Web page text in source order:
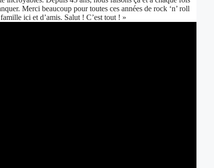
Merci beaucoup pour toutes ces années de rock ‘n’ roll
ici et d’amis. Salut ! C’est tout ! »